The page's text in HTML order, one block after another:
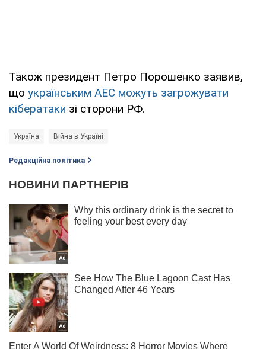
Також президент Петро Порошенко заявив,
що українським АЕС можуть загрожувати
кібератаки зі сторони РФ.
Україна Війна в Україні
Редакційна політика